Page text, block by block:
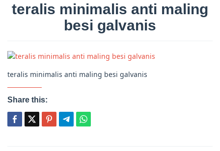
teralis minimalis anti maling
besi galvanis
teralis minimalis anti maling besi galvanis
Share this: